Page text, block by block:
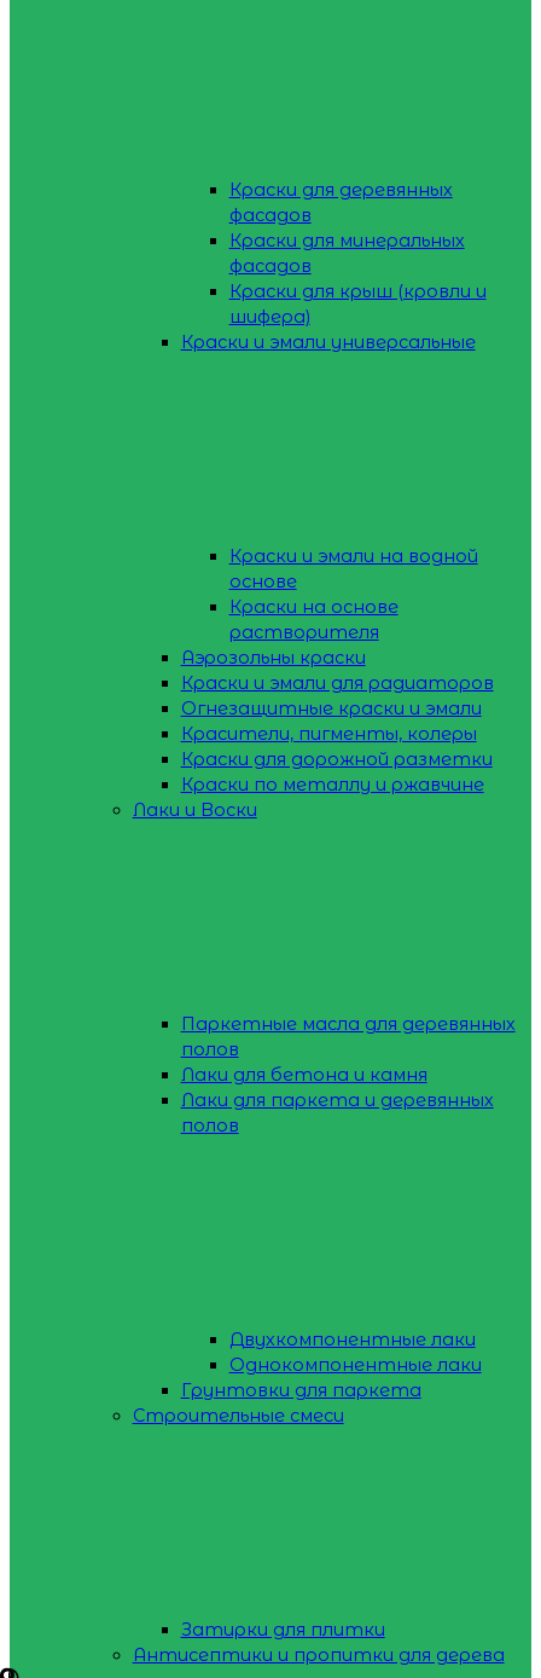
Краски для деревянных
фасадов
Краски для минеральных
фасадов
Краски для крыш (кровли и
шифера)
Краски и эмали универсальные
Краски и эмали на водной
основе
Краски на основе
растворителя
Аэрозольны краски
Краски и эмали для радиаторов
Огнезащитные краски и эмали
Красители, пигменты, колеры
Краски для дорожной разметки
Краски по металлу и ржавчине
Лаки и Воски
Паркетные масла для деревянных
полов
Лаки для бетона и камня
Лаки для паркета и деревянных
полов
Двухкомпонентные лаки
Однокомпонентные лаки
Грунтовки для паркета
Строительные смеси
Затирки для плитки
Антисептики и пропитки для дерева